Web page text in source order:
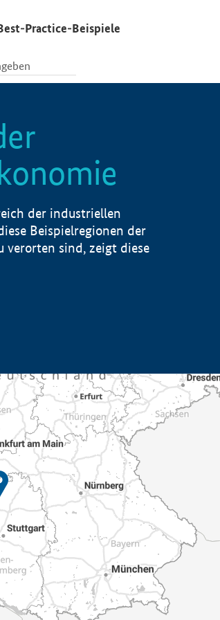
Practice-Beispiele
der industriellen
Beispielregionen der
sind, zeigt diese